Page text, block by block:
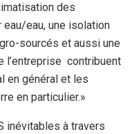
des
eau/eau, une isolation
sourcés et aussi une
l’entreprise contribuent
en général et les
en particulier.»
inévitables à travers